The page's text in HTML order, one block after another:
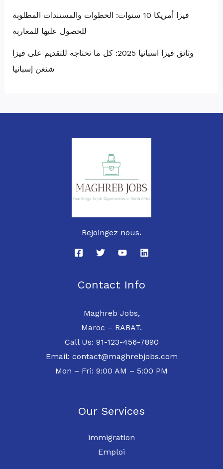
فيزا أمريكا 10 سنوات: الخطوات والمستندات المطلوبة
للحصول عليها للمغاربة
وثائق فيزا اسبانيا 2025: كل ما تحتاجه للتقديم على فيزا
شنغن إسبانيا
Rejoingez nous.
Contact Info
Maghreb Jobs,
Maroc – RABAT.
Call Us: 91-123-456-7890
Email: contact@maghrebjobs.com
Mon – Fri: 9:00 AM – 5:00 PM
Our Services
immigration
Emploi